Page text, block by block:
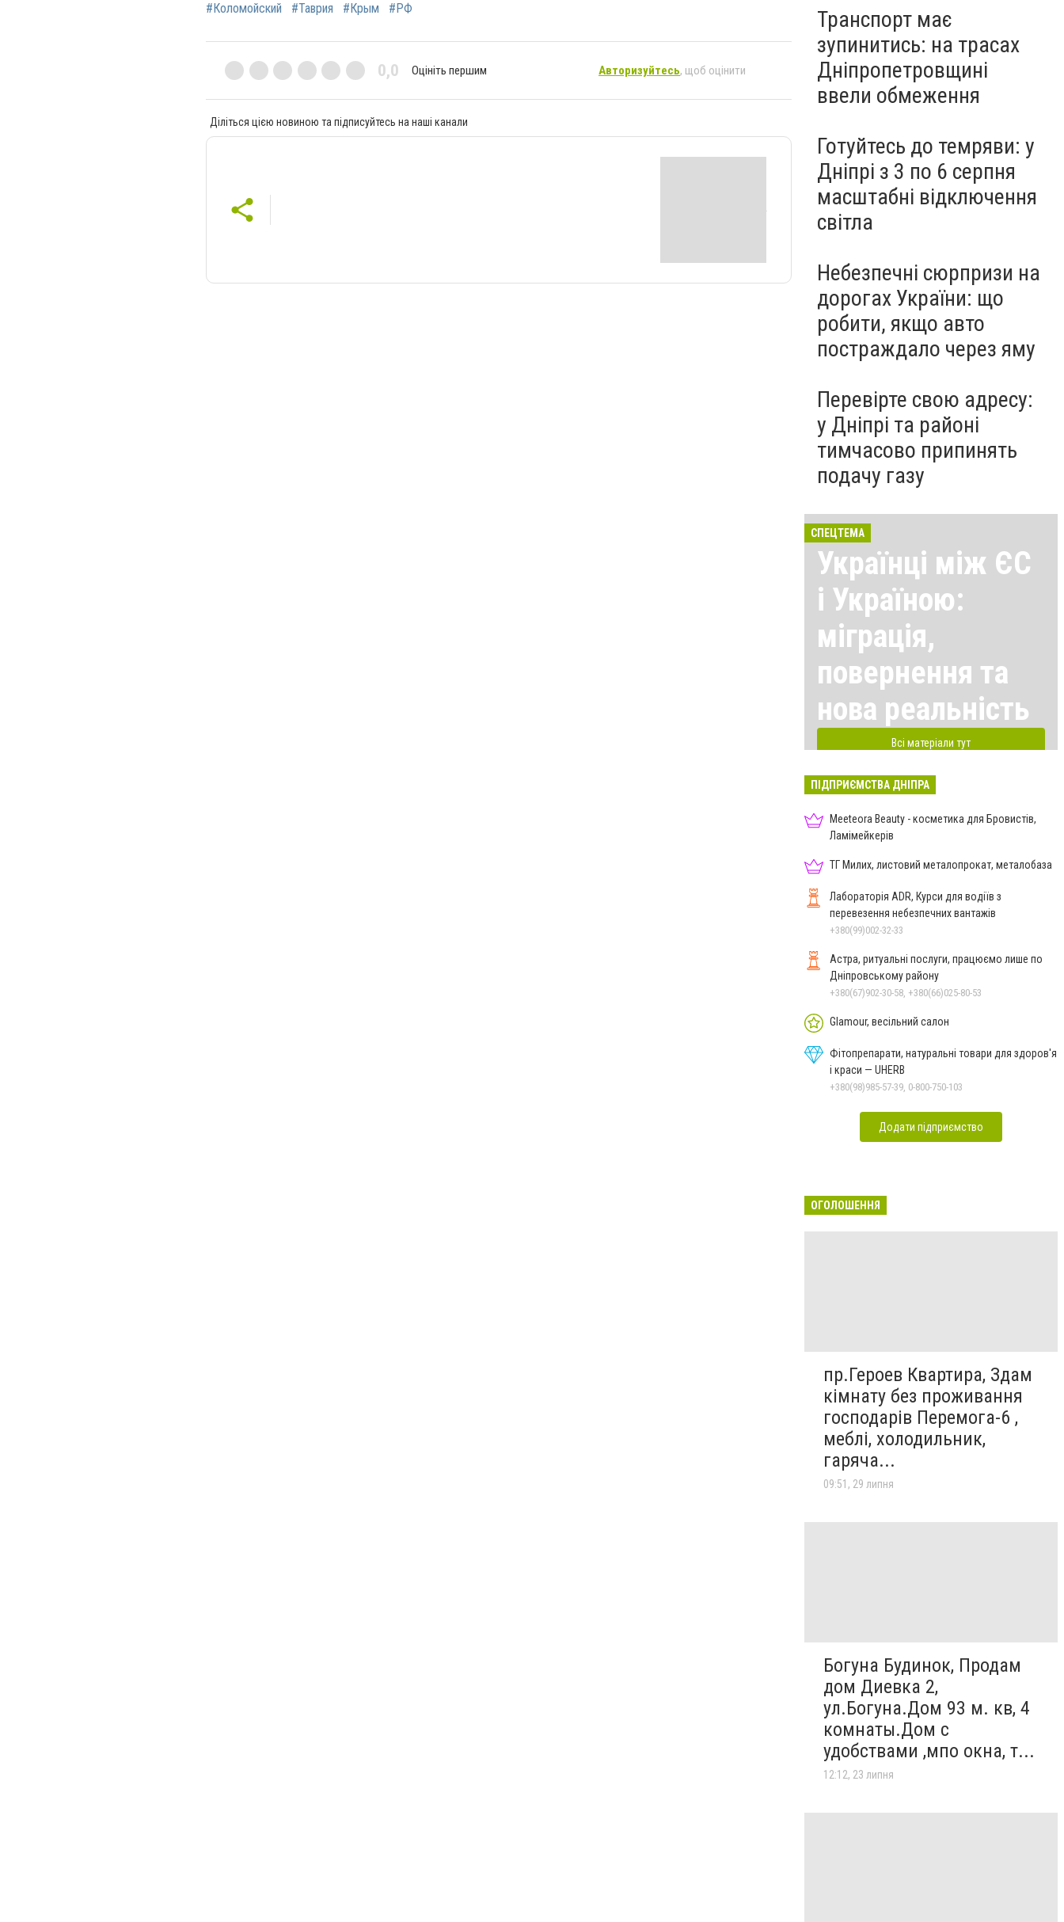
#Коломойский #Таврия #Крым #РФ
0,0 Оцініть першим Авторизуйтесь, щоб оцінити
Діліться цією новиною та підписуйтесь на наші канали
Транспорт має
зупинитись: на трасах
Дніпропетровщині
ввели обмеження
Готуйтесь до темряви: у
Дніпрі з 3 по 6 серпня
масштабні відключення
світла
Небезпечні сюрпризи на
дорогах України: що
робити, якщо авто
постраждало через яму
Перевірте свою адресу:
у Дніпрі та районі
тимчасово припинять
подачу газу
СПЕЦТЕМА
Українці між ЄС
і Україною:
міграція,
повернення та
нова реальність
Всі матеріали тут
ПІДПРИЄМСТВА ДНІПРА
Meeteora Beauty - косметика для Бровистів,
Ламімейкерів
ТГ Милих, листовий металопрокат, металобаза
Лабораторія ADR, Курси для водіїв з
перевезення небезпечних вантажів
+380(99)002-32-33
Астра, ритуальні послуги, працюємо лише по
Дніпровському району
+380(67)902-30-58, +380(66)025-80-53
Glamour, весільний салон
Фітопрепарати, натуральні товари для здоров'я
і краси — UHERB
+380(98)985-57-39, 0-800-750-103
Додати підприємство
ОГОЛОШЕННЯ
пр.Героев Квартира, Здам
кімнату без проживання
господарів Перемога-6 ,
меблі, холодильник,
гаряча...
09:51, 29 липня
Богуна Будинок, Продам
дом Диевка 2,
ул.Богуна.Дом 93 м. кв, 4
комнаты.Дом с
удобствами ,мпо окна, т...
12:12, 23 липня